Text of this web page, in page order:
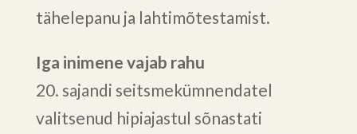
tähelepanu ja lahtimõtestamist.
Iga inimene vajab rahu
20. sajandi seitsmekümnendatel
valitsenud hipiajastul sõnastati